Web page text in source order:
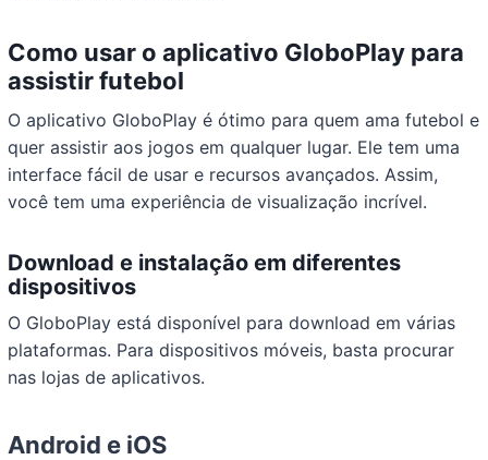
Como usar o aplicativo GloboPlay para
assistir futebol
O aplicativo GloboPlay é ótimo para quem ama futebol e
quer assistir aos jogos em qualquer lugar. Ele tem uma
interface fácil de usar e recursos avançados. Assim,
você tem uma experiência de visualização incrível.
Download e instalação em diferentes
dispositivos
O GloboPlay está disponível para download em várias
plataformas. Para dispositivos móveis, basta procurar
nas lojas de aplicativos.
Android e iOS